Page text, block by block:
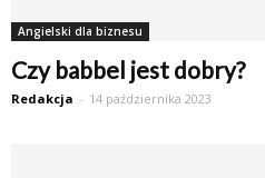
Angielski dla biznesu
Czy babbel jest dobry?
Redakcja - 14 października 2023